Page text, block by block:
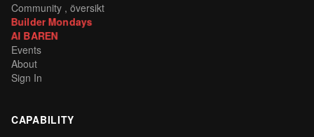
Community , översikt
Builder Mondays
AI BAREN
Events
About
Sign In
CAPABILITY